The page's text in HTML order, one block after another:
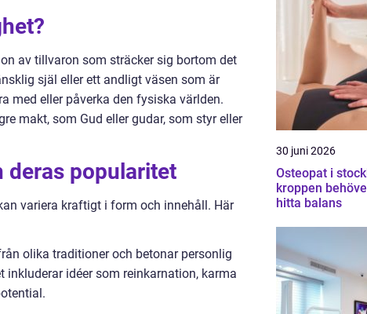
av tillvaron som sträcker sig bortom det
själ eller ett andligt väsen som är
med eller påverka den fysiska världen.
makt, som Gud eller gudar, som styr eller
deras popularitet
variera kraftigt i form och innehåll. Här
olika traditioner och betonar personlig
inkluderar idéer som reinkarnation, karma
30 juni 2026
Osteopat i
kroppen
hitta balans